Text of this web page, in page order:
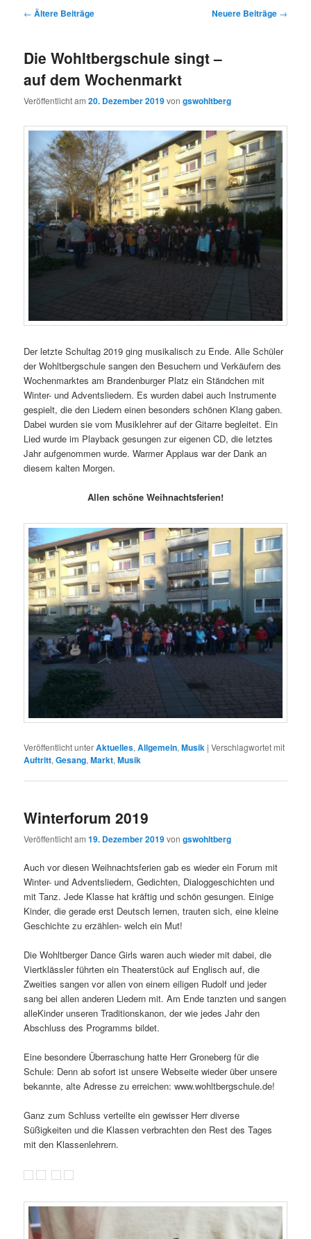
Beitragsnavigation
← Ältere Beiträge Neuere Beiträge →
Die Wohltbergschule singt –
auf dem Wochenmarkt
Veröffentlicht am20. Dezember 2019vongswohltberg
Der letzte Schultag 2019 ging musikalisch zu Ende. Alle Schüler
der Wohltbergschule sangen den Besuchern und Verkäufern des
Wochenmarktes am Brandenburger Platz ein Ständchen mit
Winter- und Adventsliedern. Es wurden dabei auch Instrumente
gespielt, die den Liedern einen besonders schönen Klang gaben.
Dabei wurden sie vom Musiklehrer auf der Gitarre begleitet. Ein
Lied wurde im Playback gesungen zur eigenen CD, die letztes
Jahr aufgenommen wurde. Warmer Applaus war der Dank an
diesem kalten Morgen.
Allen schöne Weihnachtsferien!
Veröffentlicht unterAktuelles,Allgemein,Musik |Verschlagwortet mit
Auftritt,Gesang,Markt,Musik
Winterforum 2019
Veröffentlicht am19. Dezember 2019vongswohltberg
Auch vor diesen Weihnachtsferien gab es wieder ein Forum mit
Winter- und Adventsliedern, Gedichten, Dialoggeschichten und
mit Tanz. Jede Klasse hat kräftig und schön gesungen. Einige
Kinder, die gerade erst Deutsch lernen, trauten sich, eine kleine
Geschichte zu erzählen- welch ein Mut!
Die Wohltberger Dance Girls waren auch wieder mit dabei, die
Viertklässler führten ein Theaterstück auf Englisch auf, die
Zweities sangen vor allen von einem eiligen Rudolf und jeder
sang bei allen anderen Liedern mit. Am Ende tanzten und sangen
alleKinder unseren Traditionskanon, der wie jedes Jahr den
Abschluss des Programms bildet.
Eine besondere Überraschung hatte Herr Groneberg für die
Schule: Denn ab sofort ist unsere Webseite wieder über unsere
bekannte, alte Adresse zu erreichen: www.wohltbergschule.de!
Ganz zum Schluss verteilte ein gewisser Herr diverse
Süßigkeiten und die Klassen verbrachten den Rest des Tages
mit den Klassenlehrern.